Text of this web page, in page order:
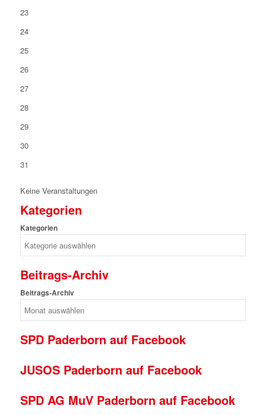
23
24
25
26
27
28
29
30
31
Keine Veranstaltungen
Kategorien
Kategorien
Beitrags-Archiv
Beitrags-Archiv
SPD Paderborn auf Facebook
JUSOS Paderborn auf Facebook
SPD AG MuV Paderborn auf Facebook